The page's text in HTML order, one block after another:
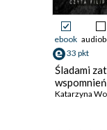
ebook
33 pkt
Śladami
wspomnień
Katarzyna